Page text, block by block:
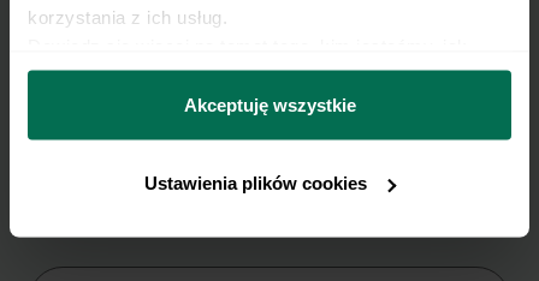
korzystania z ich usług.
można się z nami skontaktować i w jaki sposób
przetwarzamy dane osobowe w ramach
prywatności.
Akceptuję wszystkie
Ustawienia plików cookies
Marzy Ci się osiągnięcie
płaskiego brzucha?
Pobierz zestaw 10 najskuteczniejszych ćwiczeń na
Zapisz się do Newslettera